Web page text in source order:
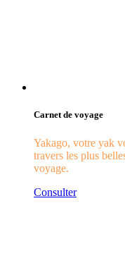
Carnet de voyage
Yakago, votre yak
travers les plus
voyage.
Consulter